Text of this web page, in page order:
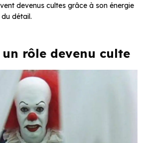
devenus cultes grâce à son énergie
détail.
un rôle devenu culte